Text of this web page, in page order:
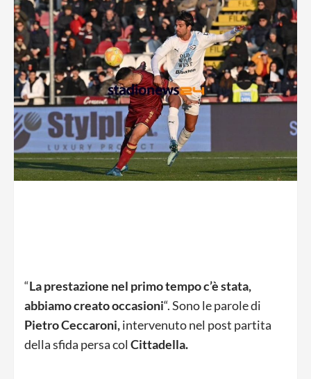
“La prestazione nel primo tempo c’è stata,
abbiamo creato occasioni“. Sono le parole di
Pietro Ceccaroni,intervenuto nel post partita
della sfida persa col Cittadella.